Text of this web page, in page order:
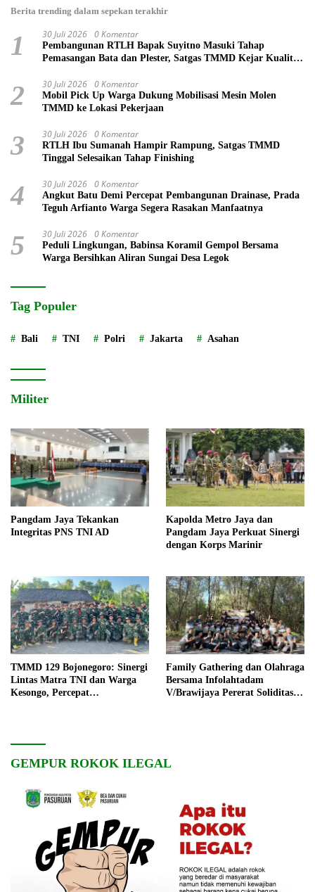
Berita trending dalam sepekan terakhir
1 30 Juli 2026 0 Komentar
Pembangunan RTLH Bapak Suyitno Masuki Tahap
Pemasangan Bata dan Plester, Satgas TMMD Kejar Kualitas
2 30 Juli 2026 0 Komentar
Mobil Pick Up Warga Dukung Mobilisasi Mesin Molen
TMMD ke Lokasi Pekerjaan
3 30 Juli 2026 0 Komentar
RTLH Ibu Sumanah Hampir Rampung, Satgas TMMD
Tinggal Selesaikan Tahap Finishing
4 30 Juli 2026 0 Komentar
Angkut Batu Demi Percepat Pembangunan Drainase, Prada
Teguh Arfianto Warga Segera Rasakan Manfaatnya
5 30 Juli 2026 0 Komentar
Peduli Lingkungan, Babinsa Koramil Gempol Bersama
Warga Bersihkan Aliran Sungai Desa Legok
Tag Populer
Bali TNI Polri Jakarta Asahan
Militer
Pangdam Jaya Tekankan
Integritas PNS TNI AD
Kapolda Metro Jaya dan
Pangdam Jaya Perkuat Sinergi
dengan Korps Marinir
TMMD 129 Bojonegoro: Sinergi
Lintas Matra TNI dan Warga
Kesongo, Percepat
Family Gathering dan Olahraga
Bersama Infolahtadam
V/Brawijaya Pererat Soliditas
GEMPUR ROKOK ILEGAL